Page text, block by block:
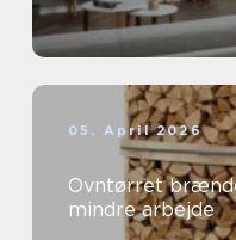
05. April 2026
Ovntørret
mindre arbejde